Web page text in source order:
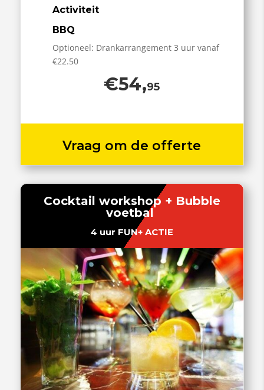
Activiteit
BBQ
Optioneel: Drankarrangement 3 uur vanaf
€22.50
€54,95
Vraag om de offerte
Cocktail workshop + Bubble
voetbal
4 uur FUN+ ACTIE